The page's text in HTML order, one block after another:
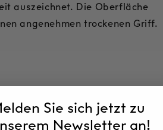
auszeichnet. Die Oberfläche
angenehmen trockenen Griff.
Sie sich jetzt zu
Newsletter an!